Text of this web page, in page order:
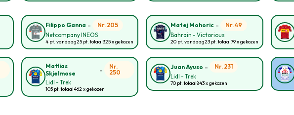
Filippo Ganna -
Nr. 205
Netcompany INEOS
4 pt. vandaag25 pt. totaal325 x gekozen
Matej Mohoric -
Nr. 49
Bahrain - Victorious
20 pt. vandaag23 pt. totaal79 x gekozen
Mattias
Skjelmose
-
Nr.
250
Lidl - Trek
105 pt. totaal462 x gekozen
Juan Ayuso -
Nr. 231
Lidl - Trek
70 pt. totaal843 x gekozen